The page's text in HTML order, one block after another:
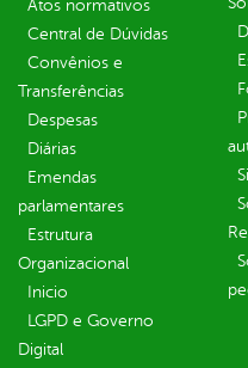
Atos normativos
Central de Dúvidas
Convênios e
Transferências
Despesas
Diárias
Emendas
parlamentares
Estrutura
Organizacional
Inicio
LGPD e Governo
Digital